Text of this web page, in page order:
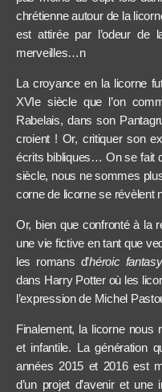
chrétienne autour de la
est attirée par l’odeur de
merveilles…n
La croyance en la licorne
XVIe siècle que l’on
Rabelais, dans son
croient ! Or, critiquer son
écrits bibliques… On se fait
siècle, nous ne sommes
corne de licorne se révèlent
Or, bien que confronté à la
une vie fictive en tant que
les romans d’héroic fantasy
dans Harry Potter où les
l’expression de Michel
Finalement, la licorne nous
et infantile. La génération
années 2015 et 2016 est
d’un projet d’avenir et